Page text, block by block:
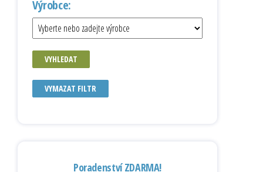
Výrobce:
VYHLEDAT
VYMAZAT FILTR
Poradenství ZDARMA!